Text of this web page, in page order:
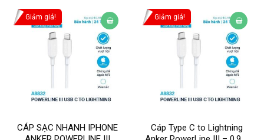
Giảm giá!
CÁP SẠC NHANH IPHONE
Giảm giá!
Cáp Type C to Lightning